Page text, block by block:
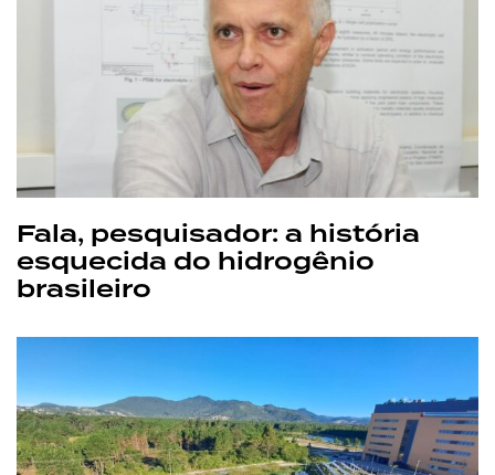
Fala, pesquisador: a história
esquecida do hidrogênio
brasileiro